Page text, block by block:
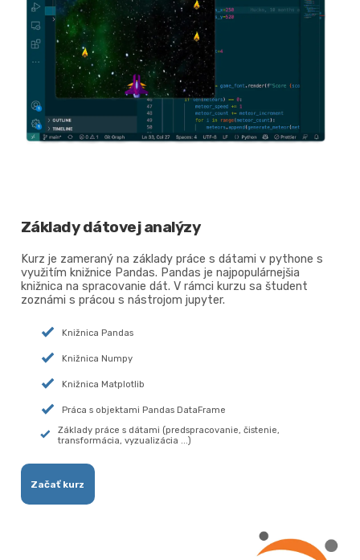
Základy dátovej analýzy
Kurz je zameraný na základy práce s dátami v pythone s
využitím knižnice Pandas. Pandas je najpopulárnejšia
knižnica na spracovanie dát. V rámci kurzu sa študent
zoznámi s prácou s nástrojom jupyter.
Knižnica Pandas
Knižnica Numpy
Knižnica Matplotlib
Práca s objektami Pandas DataFrame
Základy práce s dátami (predspracovanie, čistenie,
transformácia, vyzualizácia ...)
Začať kurz